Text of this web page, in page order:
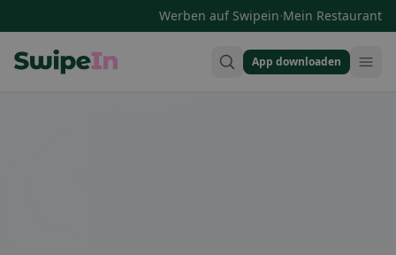
Werben auf Swipein·Mein Restaurant
App downloaden